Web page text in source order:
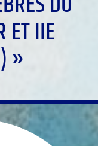
ET IIE
»